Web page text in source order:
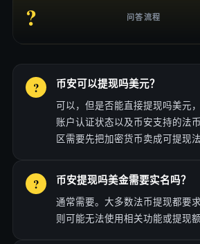
? 问答流程
币安可以提现吗美元？
可以，但是否能直接提现吗美元
账户认证状态以及币安支持的法
区需要先把加密货币卖成可提现
币安提现吗美金需要实名吗？
通常需要。大多数法币提现都要
则可能无法使用相关功能或提现额